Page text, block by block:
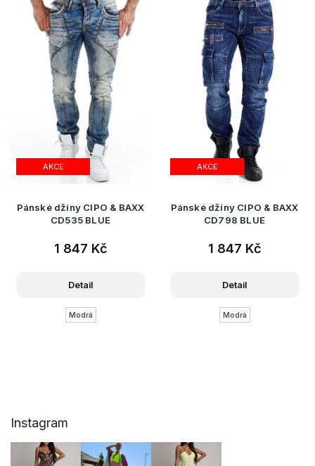
AKCE
Pánské džíny CIPO & BAXX
CD535 BLUE
1 847 Kč
Detail
Modrá
AKCE
Pánské džíny CIPO & BAXX
CD798 BLUE
1 847 Kč
Detail
Modrá
Instagram